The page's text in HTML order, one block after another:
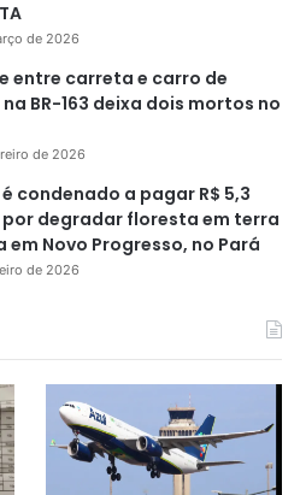
de 2026
entre carreta e carro de
BR-163 deixa dois mortos no
de 2026
condenado a pagar R$ 5,3
por degradar floresta em terra
em Novo Progresso, no Pará
de 2026